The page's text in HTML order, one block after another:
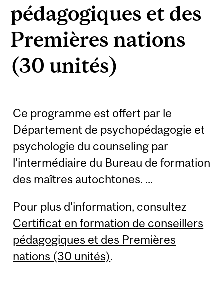
pédagogiques et des
Premières nations
(30 unités)
Ce programme est offert par le
Département de psychopédagogie et
psychologie du counseling par
l'intermédiaire du Bureau de formation
des maîtres autochtones. ...
Pour plus d'information, consultez
Certificat en formation de conseillers
pédagogiques et des Premières
nations (30 unités).